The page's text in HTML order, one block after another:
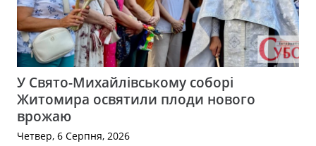
У Свято-Михайлівському соборі
Житомира освятили плоди нового
врожаю
Четвер, 6 Серпня, 2026